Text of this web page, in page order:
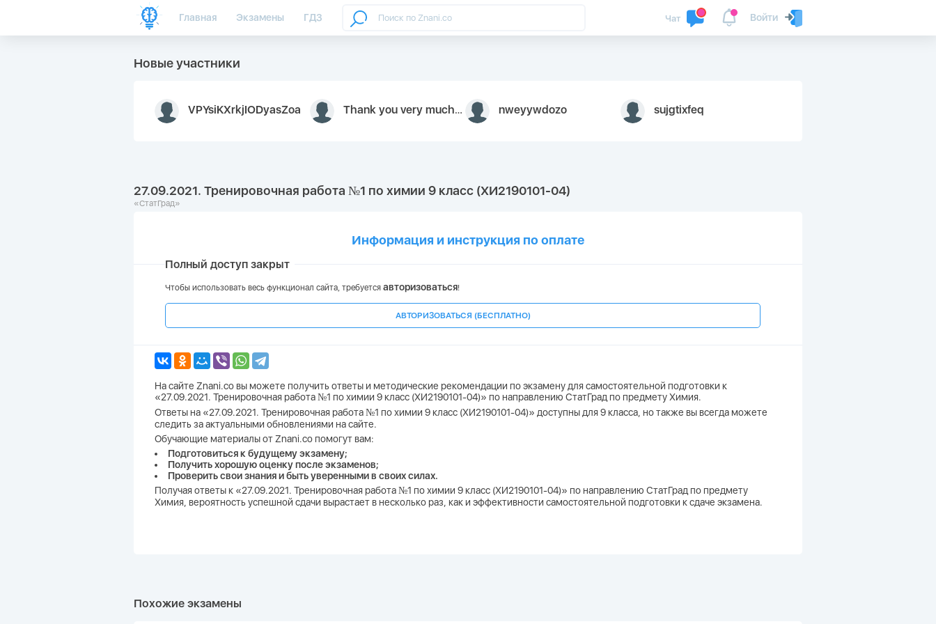
Главная Экзамены ГДЗ Войти
Чат
Новые участники
VPYsiKXrkjIODyasZoa Thank you very much for your inquiry We appreciate you 9126052 https://youtube.com faceapple ! nweyywdozo sujgtixfeq
27.09.2021. Тренировочная работа №1 по химии 9 класс (ХИ2190101-04)
«СтатГрад»
Информация и инструкция по оплате
Полный доступ закрыт
Чтобы использовать весь функционал сайта, требуется авторизоваться!
АВТОРИЗОВАТЬСЯ (БЕСПЛАТНО)
На сайте Znani.co вы можете получить ответы и методические рекомендации по экзамену для самостоятельной подготовки к
«27.09.2021. Тренировочная работа №1 по химии 9 класс (ХИ2190101-04)» по направлению СтатГрад по предмету Химия.
Ответы на «27.09.2021. Тренировочная работа №1 по химии 9 класс (ХИ2190101-04)» доступны для 9 класса, но также вы всегда можете
следить за актуальными обновлениями на сайте.
Обучающие материалы от Znani.co помогут вам:
Подготовиться к будущему экзамену;
Получить хорошую оценку после экзаменов;
Проверить свои знания и быть уверенными в своих силах.
Получая ответы к «27.09.2021. Тренировочная работа №1 по химии 9 класс (ХИ2190101-04)» по направлению СтатГрад по предмету
Химия, вероятность успешной сдачи вырастает в несколько раз, как и эффективности самостоятельной подготовки к сдаче экзамена.
Похожие экзамены